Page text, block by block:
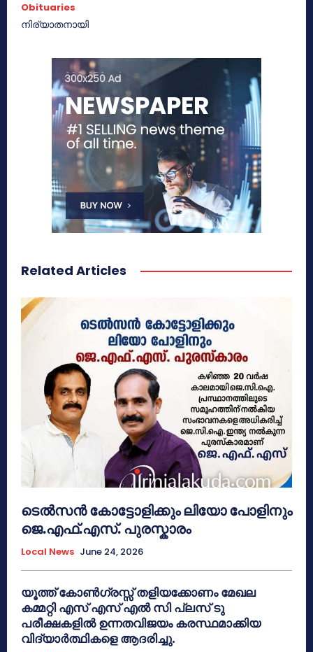
Obituaries
നിര്യാതനായി
Related Articles
ടെൽസൻ കോട്ടോളിക്കും ലിയോ പോളിനും
ജെ.എഫ്.എസ്. പുരസ്കാരം
Local News June 24, 2026
യൂത്ത് കോൺഗ്രസ്സ് തളിയക്കോണം മേഖല
കമ്മറ്റി എസ് എസ് എൽ സി പ്ലസ് ടു
പരീക്ഷകളിൽ ഉന്നതവിജയം കരസ്ഥമാക്കിയ
വിദ്യാർത്ഥികളെ ആദരിച്ചു.